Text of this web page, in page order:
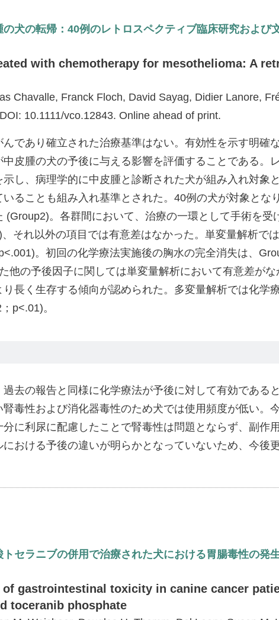
犬の転帰：40例のレトロスペクティブ臨床研究および
with chemotherapy for mesothelioma: A
Chavalle, Franck Floch, David Sayag, Didier Lanore,
10.1111/vco.12843. Online ahead of print.
であり確立された治療基準はない。有効性を示す明確
皮腫の犬の予後に与える影響を評価することである。
し、病理学的に中皮腫と診断された犬が組み入れ対象
いることも組み入れ基準とされた。40例の犬が対象と
(Group2)。各群間において、治療の一環として手術を受
それ以外の項目では有意差はなかった。単変量解析で
。初回の化学療法実施後の胸水の完全消失は、
他の予後因子に関しては単変量解析において有意差が
長く生存する傾向が認められた。多変量解析では化学
p<.01)。
去の報告と同様に化学療法が予後に対して有効である
毒性および消化器毒性のため犬では使用頻度が低い。
に利尿に配慮したことで腎毒性は問題とならず、副作
おける予後の違いが明らかとなっていないため、今後
セラニブの併用で治療された犬における胃腸毒性の発
of gastrointestinal toxicity in canine cancer
toceranib phosphate